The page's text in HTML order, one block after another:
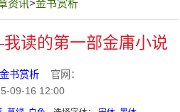
资讯>金书赏析
读的第一部金庸小说
金书赏析 官网：
09-16 12:00